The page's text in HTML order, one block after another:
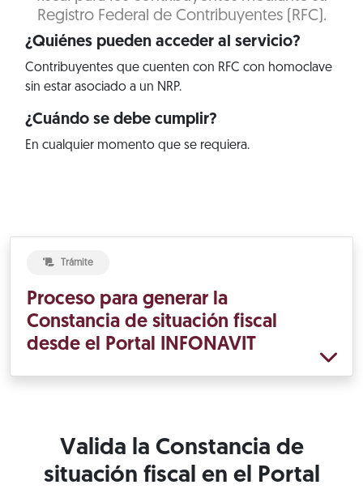
Registro Federal de Contribuyentes (RFC).
¿Quiénes pueden acceder al servicio?
Contribuyentes que cuenten con RFC con homoclave
sin estar asociado a un NRP.
¿Cuándo se debe cumplir?
En cualquier momento que se requiera.
Trámite
Proceso para generar la
Constancia de situación fiscal
desde el Portal INFONAVIT
Valida la Constancia de
situación fiscal en el Portal